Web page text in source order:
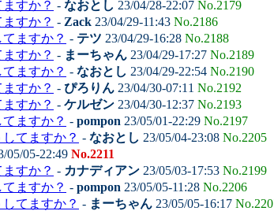
すか？ - なおとし 23/04/28-22:07 No.2179
すか？ - Zack 23/04/29-11:43 No.2186
ますか？ - テツ 23/04/29-16:28 No.2188
すか？ - まーちゃん 23/04/29-17:27 No.2189
ますか？ - なおとし 23/04/29-22:54 No.2190
すか？ - ぴろりん 23/04/30-07:11 No.2192
すか？ - ケルゼン 23/04/30-12:37 No.2193
ますか？ - pompon 23/05/01-22:29 No.2197
てますか？ - なおとし 23/05/04-23:08 No.2205
05/05-22:49 No.2211
すか？ - カナディアン 23/05/03-17:53 No.2199
ますか？ - pompon 23/05/05-11:28 No.2206
てますか？ - まーちゃん 23/05/05-16:17